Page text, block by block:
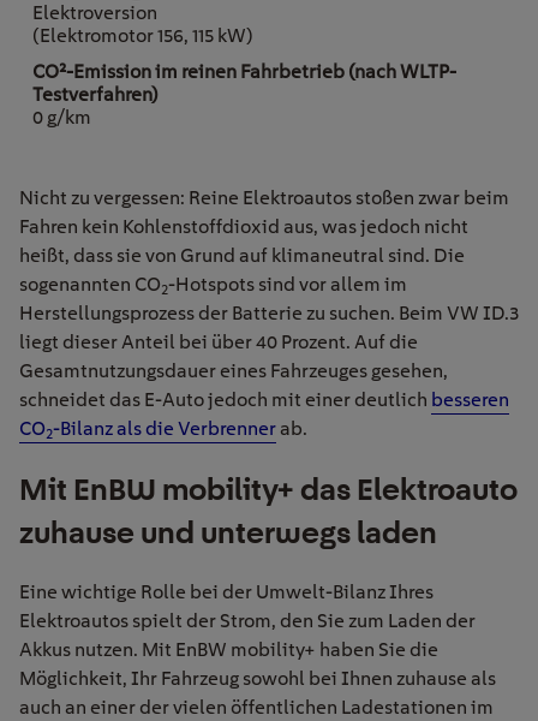
Elektroversion
(Elektromotor 156, 115 kW)
0 g/km
Nicht zu vergessen: Reine Elektroautos stoßen zwar beim
Fahren kein Kohlenstoffdioxid aus, was jedoch nicht
heißt, dass sie von Grund auf klimaneutral sind. Die
sogenannten CO2-Hotspots sind vor allem im
Herstellungsprozess der Batterie zu suchen. Beim VW ID.3
liegt dieser Anteil bei über 40 Prozent. Auf die
Gesamtnutzungsdauer eines Fahrzeuges gesehen,
schneidet das E-Auto jedoch mit einer deutlich besseren
CO2-Bilanz als die Verbrenner ab.
Mit EnBW mobility+ das Elektroauto
zuhause und unterwegs laden
Eine wichtige Rolle bei der Umwelt-Bilanz Ihres
Elektroautos spielt der Strom, den Sie zum Laden der
Akkus nutzen. Mit EnBW mobility+ haben Sie die
Möglichkeit, Ihr Fahrzeug sowohl bei Ihnen zuhause als
auch an einer der vielen öffentlichen Ladestationen im